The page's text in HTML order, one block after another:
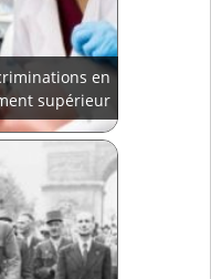
en
supérieur